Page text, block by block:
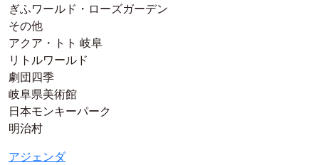
ぎふワールド・ローズガーデン
その他
アクア・トト 岐阜
リトルワールド
劇団四季
岐阜県美術館
日本モンキーパーク
明治村
アジェンダ